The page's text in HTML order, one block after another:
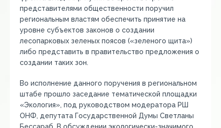
представителями общественности поручил
региональным властям обеспечить принятие на
уровне субъектов законов о создании
лесопарковых зеленых поясов («зеленого щита»)
либо представить в правительство предложения о
создании таких зон.
Во исполнение данного поручения в региональном
штабе прошло заседание тематической площадки
«Экология», под руководством модератора РШ
ОНФ, депутата Государственной Думы Светланы